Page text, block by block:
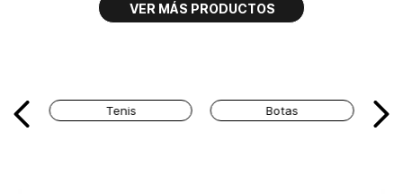
Tenis Botas